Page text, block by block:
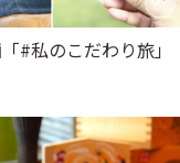
#私のこだわり旅」